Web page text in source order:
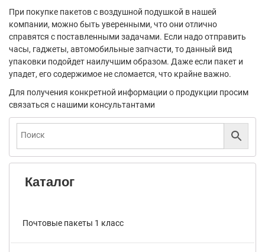
При покупке пакетов с воздушной подушкой в нашей
компании, можно быть уверенными, что они отлично
справятся с поставленными задачами. Если надо отправить
часы, гаджеты, автомобильные запчасти, то данный вид
упаковки подойдет наилучшим образом. Даже если пакет и
упадет, его содержимое не сломается, что крайне важно.
Для получения конкретной информации о продукции просим
связаться с нашими консультантами
Каталог
Почтовые пакеты 1 класс